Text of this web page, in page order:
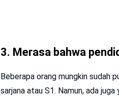
3. Merasa bahwa
Beberapa orang mungkin sudah
sarjana atau S1. Namun, ada